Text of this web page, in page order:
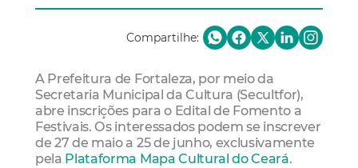
Compartilhe:
A Prefeitura de Fortaleza, por meio da
Secretaria Municipal da Cultura (Secultfor),
abre inscrições para o Edital de Fomento a
Festivais. Os interessados podem se inscrever
de 27 de maio a 25 de junho, exclusivamente
pela Plataforma Mapa Cultural do Ceará.